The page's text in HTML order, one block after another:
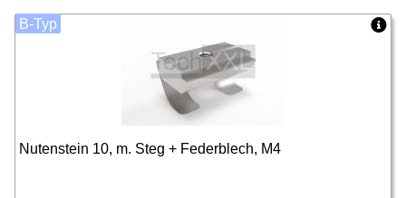
Nutenstein 10, m. Steg + Federblech, M4
B-Typ